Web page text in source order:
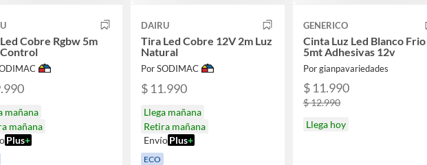
Cobre Rgbw 5m
mañana
mañana
Plus+
DAIRU
Tira Led Cobre 12V 2m Luz
Natural
Por SODIMAC
$ 11.990
Llega mañana
Retira mañana
Envío Plus+
ECO
GENERICO
Cinta Luz Led Blanco Frio
5mt Adhesivas 12v
Por gianpavariedades
$ 11.990
$ 12.990
Llega hoy